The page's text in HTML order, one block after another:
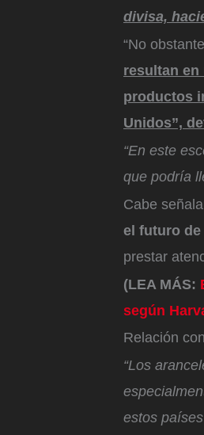
divisa,
“No
resultan en
productos
Unidos”,
“En este
que podría
Cabe
el futuro de
prestar
(LEA MÁS:
según
Relación
“Los
estos